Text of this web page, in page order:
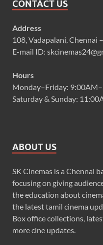
CONTACT US
Address
108, Vadapalani, Chennai
E-mail ID:
Hours
Monday–Friday:
Saturday & Sunday:
ABOUT US
SK Cinemas is a Chennai
focusing on giving
the education about
the latest tamil cinema
Box office collections,
more cine updates.